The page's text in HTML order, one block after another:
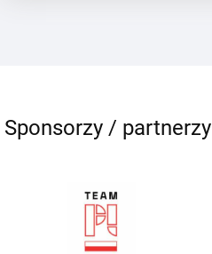
Sponsorzy / partnerzy